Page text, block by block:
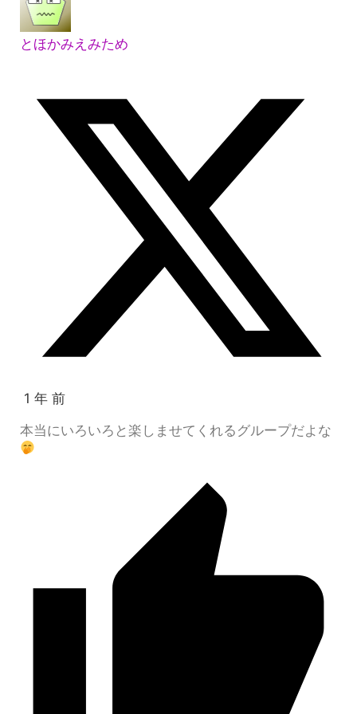
とほかみえみため
1 年 前
本当にいろいろと楽しませてくれるグループだよな